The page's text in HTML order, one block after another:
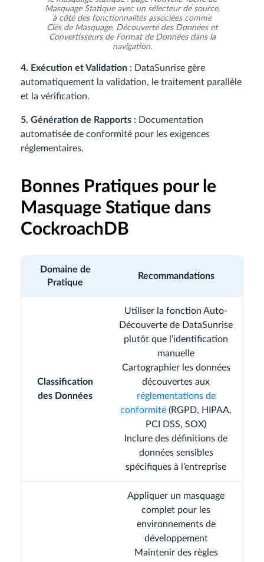
Masquage Statique avec un sélecteur de source,
à côté des fonctionnalités associées comme
Clés de Masquage, Découverte des Données et
Convertisseurs de Format de Données dans la
navigation.
4. Exécution et Validation : DataSunrise gère
automatiquement la validation, le traitement parallèle
et la vérification.
5. Génération de Rapports : Documentation
automatisée de conformité pour les exigences
réglementaires.
Bonnes Pratiques pour le
Masquage Statique dans
CockroachDB
Domaine de
Pratique
Recommandations
Classification
des Données
Utiliser la fonction Auto-
Découverte de DataSunrise
plutôt que l’identification
manuelle
Cartographier les données
découvertes aux
réglementations de
conformité (RGPD, HIPAA,
PCI DSS, SOX)
Inclure des définitions de
données sensibles
spécifiques à l’entreprise
Appliquer un masquage
complet pour les
environnements de
développement
Maintenir des règles